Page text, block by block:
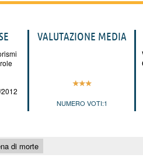
VALUTAZIONE MEDIA
NUMERO VOTI:1
di morte